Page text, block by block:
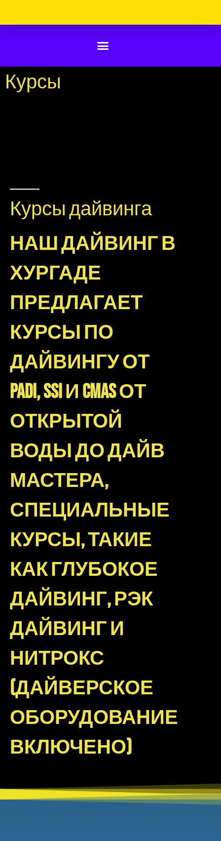
Курсы
Курсы дайвинга
НАШ ДАЙВИНГ В
ХУРГАДЕ
ПРЕДЛАГАЕТ
КУРСЫ ПО
ДАЙВИНГУ ОТ
PADI, SSI И CMAS ОТ
ОТКРЫТОЙ
ВОДЫ ДО ДАЙВ
МАСТЕРА,
СПЕЦИАЛЬНЫЕ
КУРСЫ, ТАКИЕ
КАК ГЛУБОКОЕ
ДАЙВИНГ, РЭК
ДАЙВИНГ И
НИТРОКС
(ДАЙВЕРСКОЕ
ОБОРУДОВАНИЕ
ВКЛЮЧЕНО)